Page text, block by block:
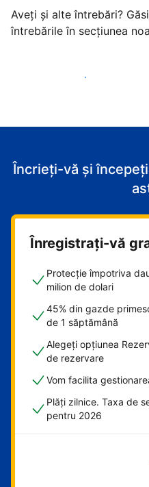
Aveți și alte întrebări?
întrebările în secțiunea
Începeţi să primiţi clienţi
Încrieți-vă și
Înregistrați-vă
Protecție împotriva
milion de dolari
45% din gazde
de 1 săptămână
Alegeți opțiunea
de rezervare
Vom facilita
Plăți zilnice. Taxa de
pentru 2026
Începeți